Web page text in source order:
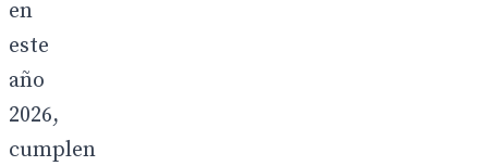
en
este
año
2026,
cumplen